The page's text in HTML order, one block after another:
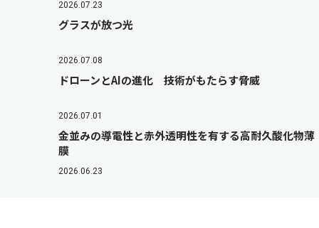
2026.07.23
グラスが放つ光
2026.07.08
ドローンとAIの進化 技術がもたらす脅威
2026.07.01
金並みの導電性と赤外透明性を有する高耐久酸化物薄
膜
2026.06.23